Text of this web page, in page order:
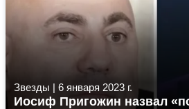
Звезды | 6 января 2023 г.
Иосиф Пригожин назвал